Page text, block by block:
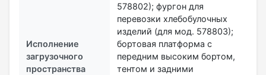
Исполнение
загрузочного
пространства
578802); фургон для
перевозки хлебобулочных
изделий (для мод. 578803);
бортовая платформа с
передним высоким бортом,
тентом и задними